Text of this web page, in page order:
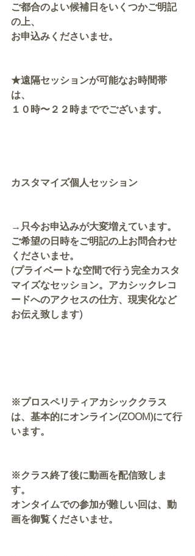
ご都合のよい候補日をいくつかご明記
の上、
お申込みくださいませ。
★遠隔セッションが可能なお時間帯
は、
１０時〜２２時まででございます。
カスタマイズ個人セッション
→只今お申込みが大変増えています。
ご希望の日時をご明記の上お問合わせ
くださいませ。
(プライベートな空間で行う完全カスタ
マイズなセッション。アカシックレコ
ードへのアクセスの仕方、現実化など
お伝え致します)
※プロスペリティアカシッククラス
は、基本的にオンライン(ZOOM)にて行
います。
※クラス終了後に動画を配信致しま
す。
オンタイムでの参加が難しい回は、動
画を御覧くださいませ。